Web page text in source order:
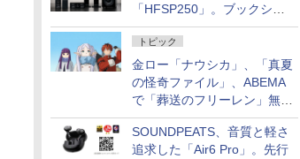
「HFSP250」。ブックシェ
ルフはペア3万円以下
トピック
金ロー「ナウシカ」、「真夏
の怪奇ファイル」、ABEMA
で「葬送のフリーレン」無料
配信など。夏の特番・配信情
報
SOUNDPEATS、音質と軽さ
追求した「Air6 Pro」。先行